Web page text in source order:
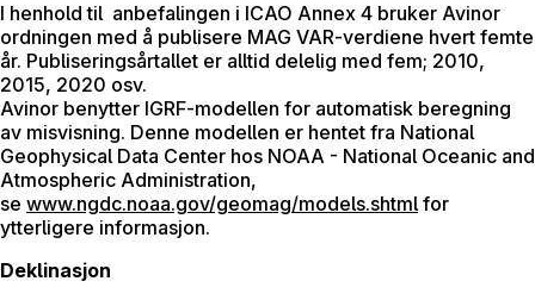
I henhold til anbefalingen i ICAO Annex 4 bruker Avinor
ordningen med å publisere MAG VAR-verdiene hvert femte
år. Publiseringsårtallet er alltid delelig med fem; 2010,
2015, 2020 osv.
Avinor benytter IGRF-modellen for automatisk beregning
av misvisning. Denne modellen er hentet fra National
Geophysical Data Center hos NOAA - National Oceanic and
Atmospheric Administration,
se www.ngdc.noaa.gov/geomag/models.shtmlfor
ytterligere informasjon.
Deklinasjon